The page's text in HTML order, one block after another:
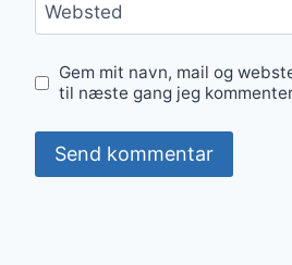
Websted
Gem mit navn, mail og
til næste gang jeg